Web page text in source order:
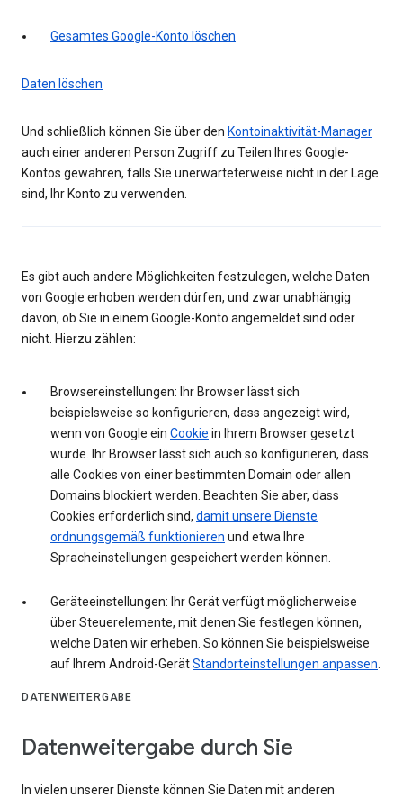
Gesamtes Google-Konto löschen
Daten löschen
Und schließlich können Sie über den Kontoinaktivität-Manager
auch einer anderen Person Zugriff zu Teilen Ihres Google-
Kontos gewähren, falls Sie unerwarteterweise nicht in der Lage
sind, Ihr Konto zu verwenden.
Es gibt auch andere Möglichkeiten festzulegen, welche Daten
von Google erhoben werden dürfen, und zwar unabhängig
davon, ob Sie in einem Google-Konto angemeldet sind oder
nicht. Hierzu zählen:
Browsereinstellungen: Ihr Browser lässt sich
beispielsweise so konfigurieren, dass angezeigt wird,
wenn von Google ein Cookie in Ihrem Browser gesetzt
wurde. Ihr Browser lässt sich auch so konfigurieren, dass
alle Cookies von einer bestimmten Domain oder allen
Domains blockiert werden. Beachten Sie aber, dass
Cookies erforderlich sind, damit unsere Dienste
ordnungsgemäß funktionieren und etwa Ihre
Spracheinstellungen gespeichert werden können.
Geräteeinstellungen: Ihr Gerät verfügt möglicherweise
über Steuerelemente, mit denen Sie festlegen können,
welche Daten wir erheben. So können Sie beispielsweise
auf Ihrem Android-GerätStandorteinstellungen anpassen
DATENWEITERGABE
Datenweitergabe durch Sie
In vielen unserer Dienste können Sie Daten mit anderen